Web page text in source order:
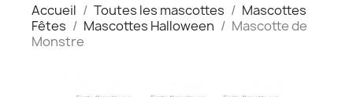
Accueil Toutes les mascottes
Mascottes
Fêtes
Mascottes Halloween
Mascotte de
Monstre